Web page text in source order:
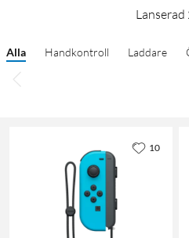
Lanserad
Alla Handkontroll Laddare
10